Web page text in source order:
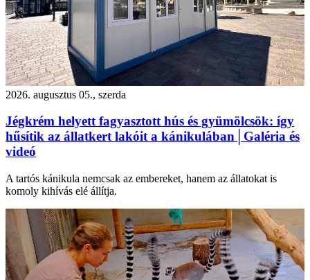
2026. augusztus 05., szerda
Jégkrém helyett fagyasztott hús és gyümölcsök: így
hűsítik az állatkert lakóit a kánikulában│Galéria és
videó
A tartós kánikula nemcsak az embereket, hanem az állatokat is
komoly kihívás elé állítja.